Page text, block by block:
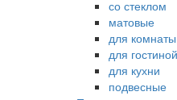
со стеклом
матовые
для комнаты
для гостиной
для кухни
подвесные